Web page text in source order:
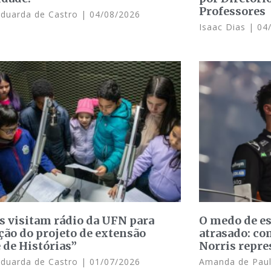
de Castro 04/08/2026
Professores
Isaac Dias
visitam rádio da UFN para
do projeto de extensão
de Histórias”
de Castro 01/07/2026
O medo de
atrasado:
Norris
Amanda de